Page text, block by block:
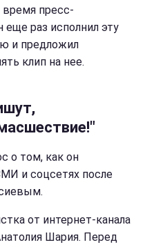
время пресс-
раз исполнил эту
и предложил
клип на нее.
о том, как он
и соцсетях после
от интернет-канала
Шария. Перед